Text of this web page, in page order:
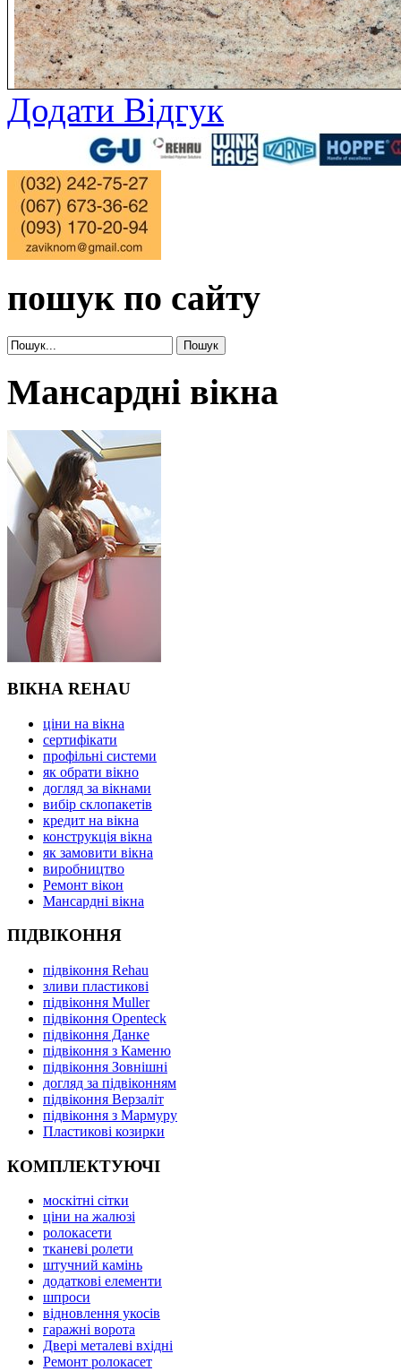
Додати Відгук
пошук по сайту
Мансардні вікна
ВІКНА REHAU
ціни на вікна
сертифікати
профільні системи
як обрати вікно
догляд за вікнами
вибір склопакетів
кредит на вікна
конструкція вікна
як замовити вікна
виробництво
Ремонт вікон
Мансардні вікна
ПІДВІКОННЯ
підвіконня Rehau
зливи пластикові
підвіконня Muller
підвіконня Openteck
підвіконня Данке
підвіконня з Каменю
підвіконня Зовнішні
догляд за підвіконням
підвіконня Верзаліт
підвіконня з Мармуру
Пластикові козирки
КОМПЛЕКТУЮЧІ
москітні сітки
ціни на жалюзі
ролокасети
тканеві ролети
штучний камінь
додаткові елементи
шпроси
відновлення укосів
гаражні ворота
Двері металеві вхідні
Ремонт ролокасет